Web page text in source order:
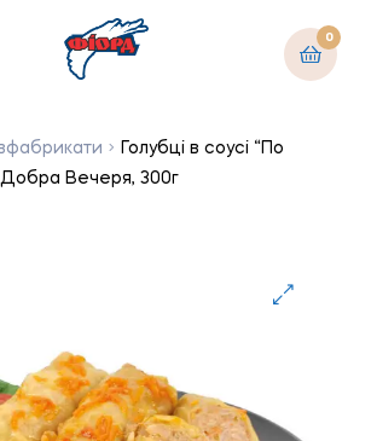
0
Голубці в соусі “По
Вечеря, 300г